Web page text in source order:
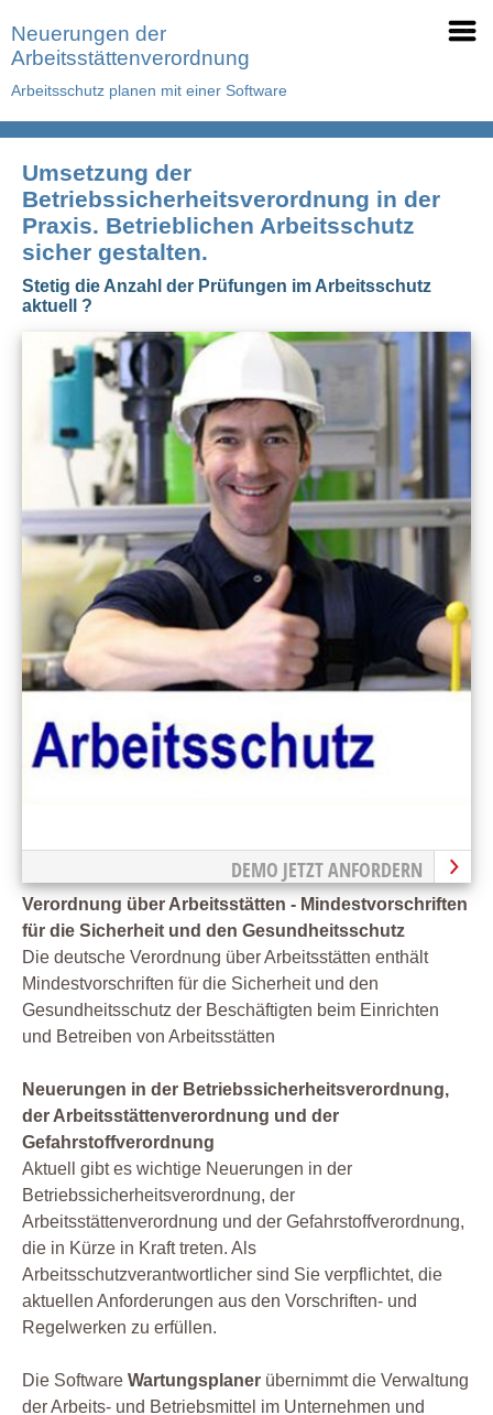
Neuerungen der
Arbeitsstättenverordnung
Arbeitsschutz planen mit einer Software
Umsetzung der
Betriebssicherheitsverordnung in der
Praxis. Betrieblichen Arbeitsschutz
sicher gestalten.
Stetig die Anzahl der Prüfungen im Arbeitsschutz
aktuell ?
DEMO JETZT ANFORDERN
Verordnung über Arbeitsstätten - Mindestvorschriften
für die Sicherheit und den Gesundheitsschutz
Die deutsche Verordnung über Arbeitsstätten enthält
Mindestvorschriften für die Sicherheit und den
Gesundheitsschutz der Beschäftigten beim Einrichten
und Betreiben von Arbeitsstätten
Neuerungen in der Betriebssicherheitsverordnung,
der Arbeitsstättenverordnung und der
Gefahrstoffverordnung
Aktuell gibt es wichtige Neuerungen in der
Betriebssicherheitsverordnung, der
Arbeitsstättenverordnung und der Gefahrstoffverordnung,
die in Kürze in Kraft treten. Als
Arbeitsschutzverantwortlicher sind Sie verpflichtet, die
aktuellen Anforderungen aus den Vorschriften- und
Regelwerken zu erfüllen.
Die Software Wartungsplaner übernimmt die Verwaltung
der Arbeits- und Betriebsmittel im Unternehmen und